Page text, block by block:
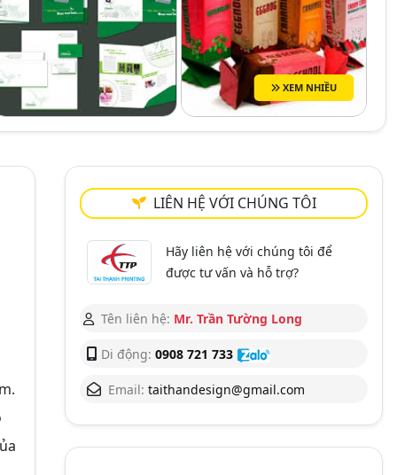
XEM NHIỀU
LIÊN HỆ VỚI CHÚNG TÔI
Hãy liên hệ với chúng tôi để
được tư vấn và hỗ trợ?
Tên liên hệ: Mr. Trần Tường Long
Di động: 0908 721 733
Email: taithandesign@gmail.com